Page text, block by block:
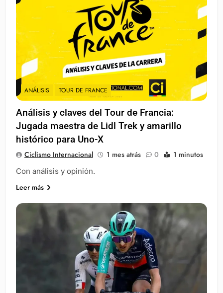
ANÁLISIS TOUR DE FRANCE
Análisis y claves del Tour de Francia:
Jugada maestra de Lidl Trek y amarillo
histórico para Uno-X
Ciclismo Internacional 1 mes atrás 0 1 minutos
Con análisis y opinión.
Leer más